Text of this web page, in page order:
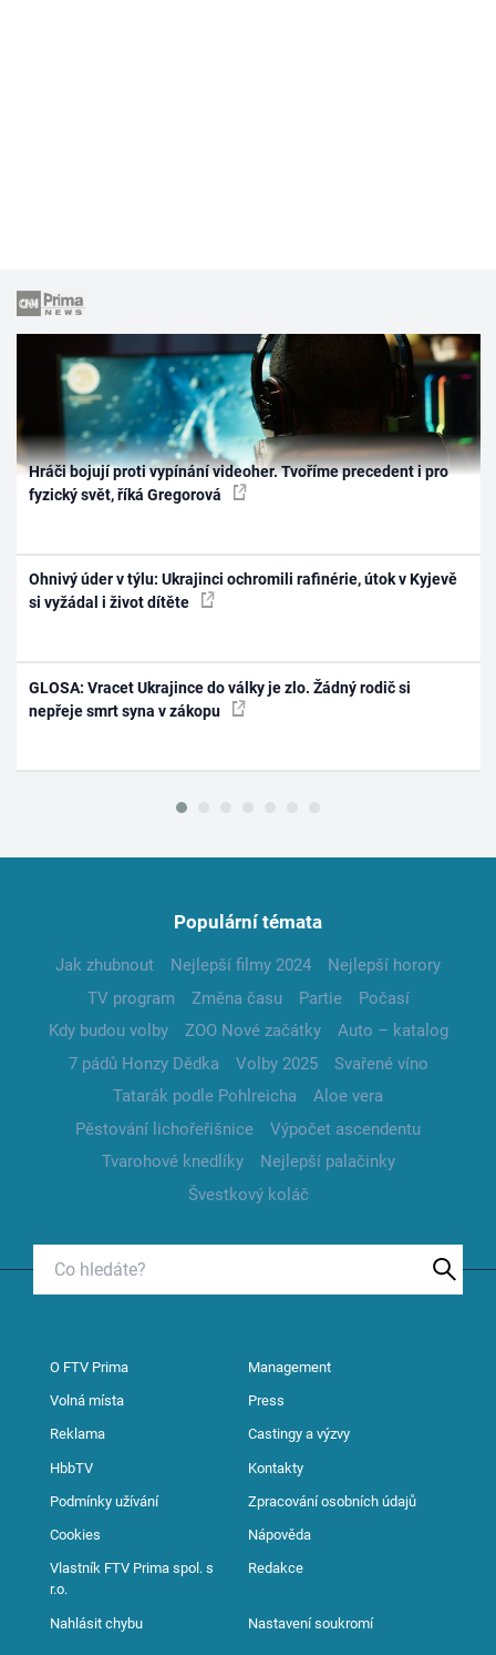
Hráči bojují proti vypínání videoher. Tvoříme precedent i pro
fyzický svět, říká Gregorová
Ohnivý úder v týlu: Ukrajinci ochromili rafinérie, útok v Kyjevě
si vyžádal i život dítěte
GLOSA: Vracet Ukrajince do války je zlo. Žádný rodič si
nepřeje smrt syna v zákopu
Populární témata
Jak zhubnout Nejlepší filmy 2024
Nejlepší horory
TV program
Změna času Partie
Počasí
Kdy budou volby
ZOO Nové začátky
Auto – katalog
7 pádů Honzy Dědka
Volby 2025
Svařené víno
Tatarák podle Pohlreicha
Aloe vera
Pěstování lichořeřišnice
Výpočet ascendentu
Tvarohové knedlíky
Nejlepší palačinky
Švestkový koláč
O FTV Prima Management
Volná místa Press
Reklama Castingy a výzvy
HbbTV Kontakty
Podmínky užívání Zpracování osobních údajů
Cookies Nápověda
Vlastník FTV Prima spol. s
r.o.
Redakce
Nahlásit chybu Nastavení soukromí